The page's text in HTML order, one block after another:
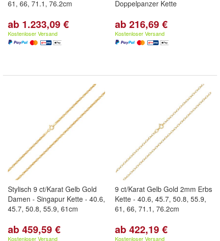
61, 66, 71.1, 76.2cm
ab 1.233,09 €
Kostenloser Versand
Doppelpanzer Kette
ab 216,69 €
Kostenloser Versand
Stylisch 9 ct/Karat Gelb Gold
Damen - Singapur Kette - 40.6,
45.7, 50.8, 55.9, 61cm
ab 459,59 €
Kostenloser Versand
9 ct/Karat Gelb Gold 2mm Erbs
Kette - 40.6, 45.7, 50.8, 55.9,
61, 66, 71.1, 76.2cm
ab 422,19 €
Kostenloser Versand